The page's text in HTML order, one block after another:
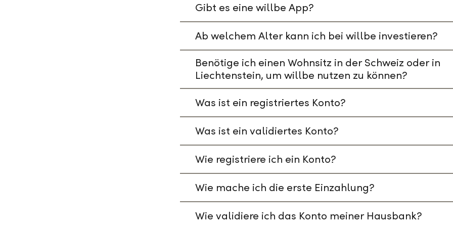
Gibt es eine willbe App?
Ab welchem Alter kann ich bei willbe investieren?
Benötige ich einen Wohnsitz in der Schweiz oder in
Liechtenstein, um willbe nutzen zu können?
Was ist ein registriertes Konto?
Was ist ein validiertes Konto?
Wie registriere ich ein Konto?
Wie mache ich die erste Einzahlung?
Wie validiere ich das Konto meiner Hausbank?